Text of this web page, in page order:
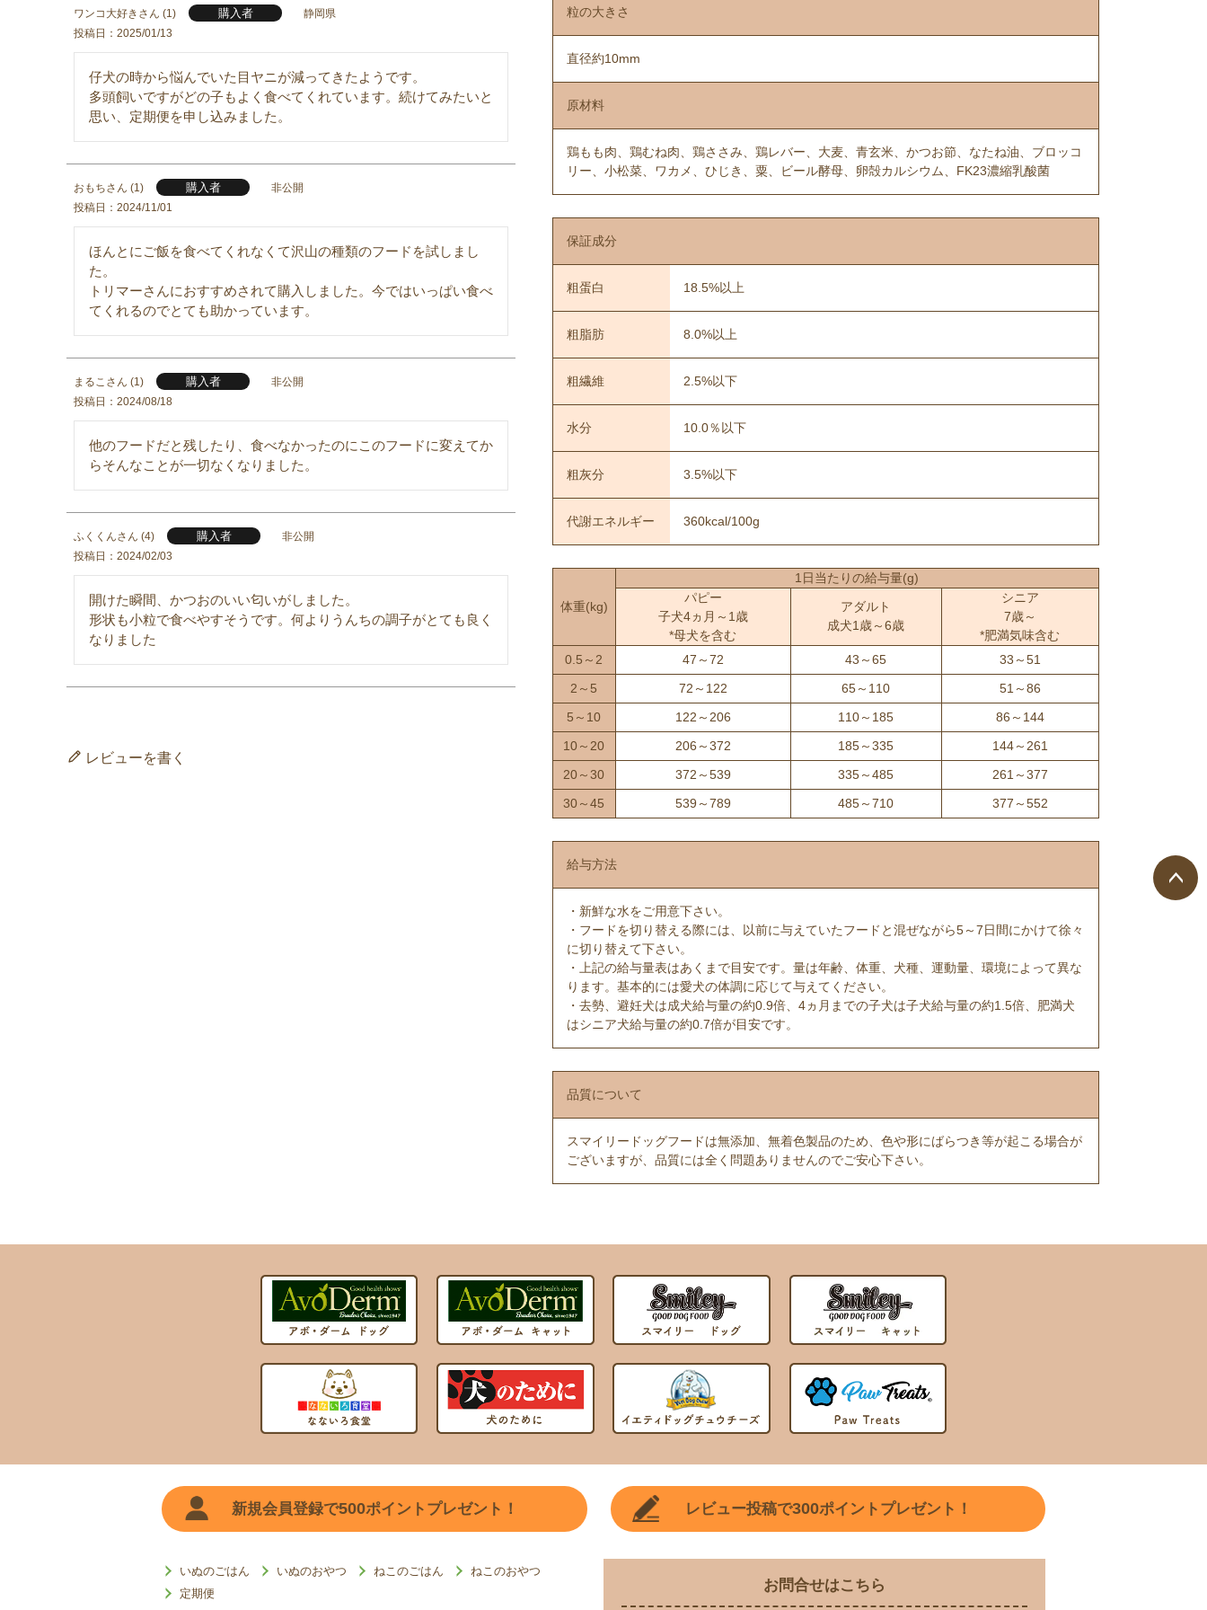
粒の大きさ
直径約10mm
原材料
鶏もも肉、鶏むね肉、鶏ささみ、鶏レバー、大麦、青玄米、かつお節、なたね油、ブロッコ
リー、小松菜、ワカメ、ひじき、粟、ビール酵母、卵殻カルシウム、FK23濃縮乳酸菌
保証成分
粗蛋白 18.5%以上
粗脂肪 8.0%以上
粗繊維 2.5%以下
水分 10.0％以下
粗灰分 3.5%以下
代謝エネルギー 360kcal/100g
体重(kg)
1日当たりの給与量(g)
パピー
子犬4ヵ月～1歳
*母犬を含む
アダルト
成犬1歳～6歳
シニア
7歳～
*肥満気味含む
0.5～2
47～72 43～65
33～51
2～5
72～122 65～110
51～86
5～10
122～206 110～185
86～144
10～20
206～372 185～335
144～261
20～30
372～539 335～485
261～377
30～45
539～789 485～710 377～552
給与方法
・新鮮な水をご用意下さい。
・フードを切り替える際には、以前に与えていたフードと混ぜながら5～7日間にかけて徐々
に切り替えて下さい。
・上記の給与量表はあくまで目安です。量は年齢、体重、犬種、運動量、環境によって異な
ります。基本的には愛犬の体調に応じて与えてください。
・去勢、避妊犬は成犬給与量の約0.9倍、4ヵ月までの子犬は子犬給与量の約1.5倍、肥満犬
はシニア犬給与量の約0.7倍が目安です。
品質について
スマイリードッグフードは無添加、無着色製品のため、色や形にばらつき等が起こる場合が
ございますが、品質には全く問題ありませんのでご安心下さい。
ワンコ大好き 1 購入者
静岡県
投稿日
2025/01/13
仔犬の時から悩んでいた目ヤニが減ってきたようです。
多頭飼いですがどの子もよく食べてくれています。続けてみたいと
思い、定期便を申し込みました。
おもち 1 購入者
非公開
投稿日
2024/11/01
ほんとにご飯を食べてくれなくて沢山の種類のフードを試しまし
た。
トリマーさんにおすすめされて購入しました。今ではいっぱい食べ
てくれるのでとても助かっています。
まるこ 1 購入者
非公開
投稿日
2024/08/18
他のフードだと残したり、食べなかったのにこのフードに変えてか
らそんなことが一切なくなりました。
ふくくん 4 購入者
非公開
投稿日
2024/02/03
開けた瞬間、かつおのいい匂いがしました。
形状も小粒で食べやすそうです。何よりうんちの調子がとても良く
なりました
レビューを書く
新規会員登録で500ポイントプレゼント！ レビュー投稿で300ポイントプレゼント！
いぬのごはん いぬのおやつ ねこのごはん
ねこのおやつ
定期便
お問合せはこちら